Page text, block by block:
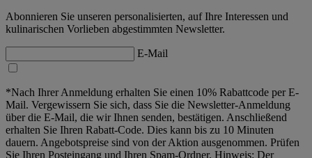
Abonnieren Sie unseren personalisierten, auf Ihre Interessen und
kulinarischen Vorlieben abgestimmten Newsletter.
E-Mail
*Nach Ihrer Anmeldung erhalten Sie einen 10% Rabattcode per E-
Mail. Vergewissern Sie sich, dass Sie die Newsletter-Anmeldung
über die E-Mail, die wir Ihnen senden, bestätigen. Anschließend
erhalten Sie Ihren Rabatt-Code. Dies kann bis zu 10 Minuten
dauern. Angebotspreise sind von der Aktion ausgenommen. Prüfen
Sie Ihren Posteingang und Ihren Spam-Ordner. Hinweis: Der